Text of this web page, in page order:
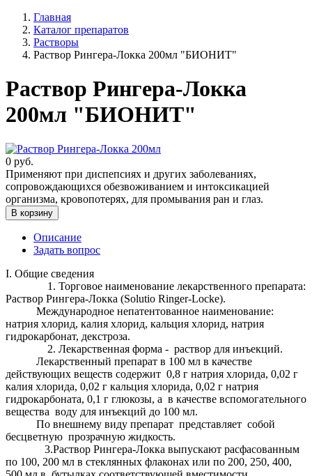
Главная
Каталог препаратов
Растворы
Раствор Рингера-Локка 200мл "БИОНИТ"
Раствор Рингера-Локка
200мл "БИОНИТ"
0 руб.
Применяют при диспепсиях и других заболеваниях,
сопровождающихся обезвоживанием и интоксикацией
организма, кровопотерях, для промывания ран и глаз.
В корзину
Описание
Задать вопрос
I. Общие сведения
1. Торговое наименование лекарственного препарата:
Раствор Рингера-Локка (Solutio Ringer-Locke).
Международное непатентованное наименование:
натрия хлорид, калия хлорид, кальция хлорид, натрия
гидрокарбонат, декстроза.
2. Лекарственная форма - раствор для инъекций.
Лекарственный препарат в 100 мл в качестве
действующих веществ содержит 0,8 г натрия хлорида, 0,02 г
калия хлорида, 0,02 г кальция хлорида, 0,02 г натрия
гидрокарбоната, 0,1 г глюкозы, а в качестве вспомогательного
вещества воду для инъекций до 100 мл.
По внешнему виду препарат представляет собой
бесцветную прозрачную жидкость.
3.Раствор Рингера-Локка выпускают расфасованным
по 100, 200 мл в стеклянных флаконах или по 200, 250, 400,